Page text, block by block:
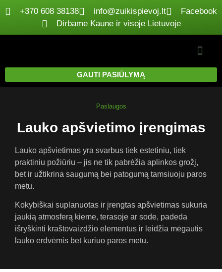
+370 608 38138 info@zuikispievoj.lt
Facebook
Dirbame Kaune ir visoje Lietuvoje
GAUTI PASIŪLYMĄ
Paslaugos
Lauko apšvietimo įrengimas
Lauko apšvietimas yra svarbus tiek estetiniu, tiek
praktiniu požiūriu – jis ne tik pabrėžia aplinkos grožį,
bet ir užtikrina saugumą bei patogumą tamsiuoju paros
metu.
Kokybiškai suplanuotas ir įrengtas apšvietimas sukuria
jaukią atmosferą kieme, terasoje ar sode, padeda
išryškinti kraštovaizdžio elementus ir leidžia mėgautis
lauko erdvėmis bet kuriuo paros metu.